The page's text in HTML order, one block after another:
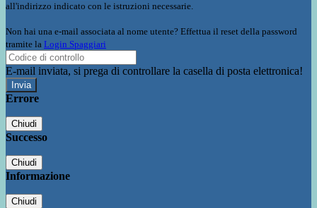
all'indirizzo indicato con le istruzioni necessarie.
Non hai una e-mail associata al nome utente? Effettua il reset della password
tramite la Login Spaggiari
E-mail inviata, si prega di controllare la casella di posta elettronica!
Errore
Chiudi
Successo
Chiudi
Informazione
Chiudi